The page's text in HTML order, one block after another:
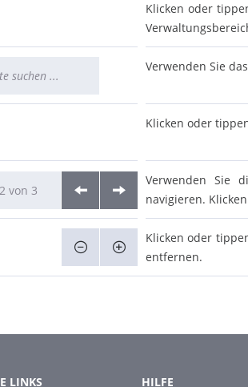
Klicken oder
Verwenden Sie
Klicken oder
von 3
Verwenden Sie
navigieren.
Klicken oder
entfernen.
LINKS HILFE